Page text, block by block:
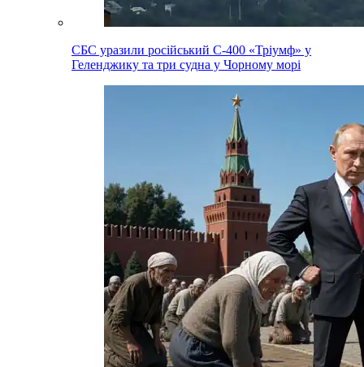
СБС уразили російський С-400 «Тріумф» у
Геленджику та три судна у Чорному морі